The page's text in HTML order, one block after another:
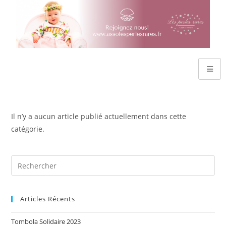
Il n’y a aucun article publié actuellement dans cette
catégorie.
Articles Récents
Tombola Solidaire 2023